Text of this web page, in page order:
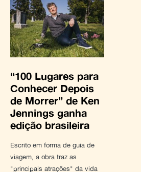
“100 Lugares para
Conhecer Depois
de Morrer” de Ken
Jennings ganha
edição brasileira
Escrito em forma de guia de
viagem, a obra traz as
"principais atrações" da vida